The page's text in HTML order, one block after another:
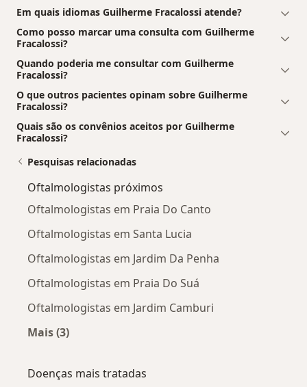
Em quais idiomas Guilherme Fracalossi atende?
Como posso marcar uma consulta com Guilherme
Fracalossi?
Quando poderia me consultar com Guilherme
Fracalossi?
O que outros pacientes opinam sobre Guilherme
Fracalossi?
Quais são os convênios aceitos por Guilherme
Fracalossi?
Pesquisas relacionadas
Oftalmologistas próximos
Oftalmologistas em Praia Do Canto
Oftalmologistas em Santa Lucia
Oftalmologistas em Jardim Da Penha
Oftalmologistas em Praia Do Suá
Oftalmologistas em Jardim Camburi
Mais (3)
Doenças mais tratadas